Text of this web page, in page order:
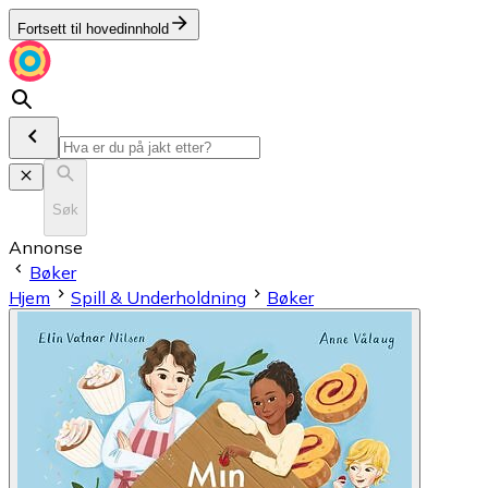
Fortsett til hovedinnhold
Søk
Annonse
Bøker
Hjem
Spill & Underholdning Bøker